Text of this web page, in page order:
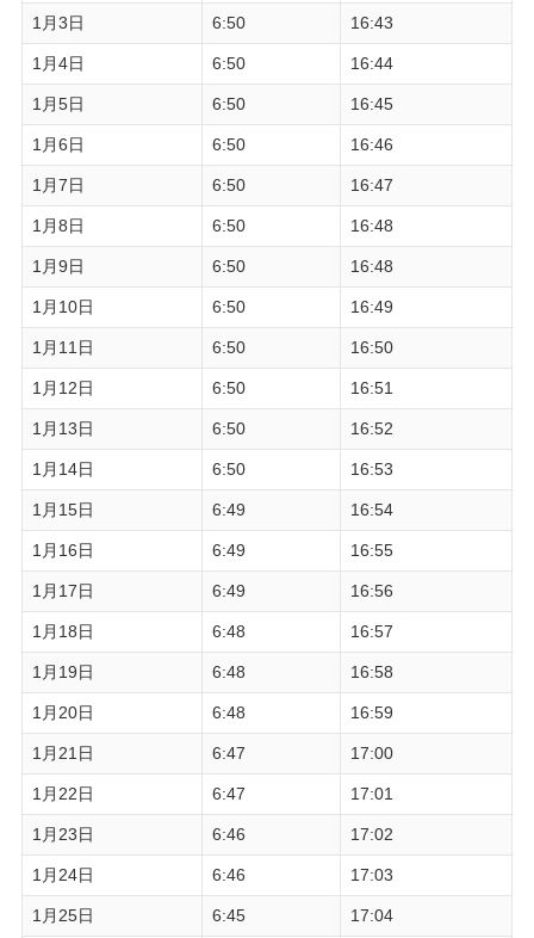
1月3日 6:50 16:43
1月4日 6:50 16:44
1月5日 6:50 16:45
1月6日 6:50 16:46
1月7日 6:50 16:47
1月8日 6:50 16:48
1月9日 6:50 16:48
1月10日 6:50 16:49
1月11日 6:50 16:50
1月12日 6:50 16:51
1月13日 6:50 16:52
1月14日 6:50 16:53
1月15日 6:49 16:54
1月16日 6:49 16:55
1月17日 6:49 16:56
1月18日 6:48 16:57
1月19日 6:48 16:58
1月20日 6:48 16:59
1月21日 6:47 17:00
1月22日 6:47 17:01
1月23日 6:46 17:02
1月24日 6:46 17:03
1月25日 6:45 17:04